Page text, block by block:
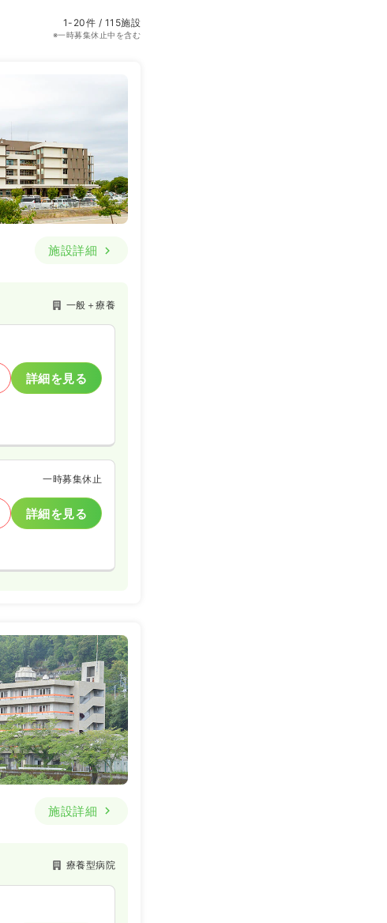
1-20件 / 115施設
※一時募集休止中を含む
施設詳細
一般＋療養
詳細を見る
一時募集休止
詳細を見る
施設詳細
療養型病院